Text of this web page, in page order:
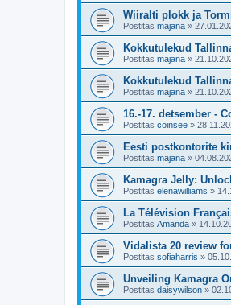
Wiiralti plokk ja
Postitas majana »
Kokkutulekud
Postitas majana »
Kokkutulekud
Postitas majana »
16.-17. detsember -
Postitas coinsee »
Eesti postkontorite
Postitas majana »
Kamagra Jelly:
Postitas elenawilliams »
La Télévision
Postitas Amanda »
Vidalista 20 review
Postitas sofiaharris »
Unveiling Kamagra
Postitas daisywilson »